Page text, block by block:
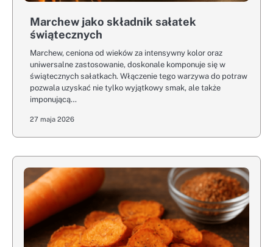
Marchew jako składnik sałatek
świątecznych
Marchew, ceniona od wieków za intensywny kolor oraz
uniwersalne zastosowanie, doskonale komponuje się w
świątecznych sałatkach. Włączenie tego warzywa do potraw
pozwala uzyskać nie tylko wyjątkowy smak, ale także
imponującą…
27 maja 2026